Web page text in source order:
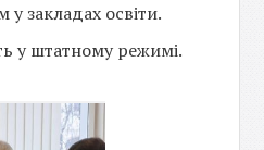
закладах освіти.
у штатному режимі.